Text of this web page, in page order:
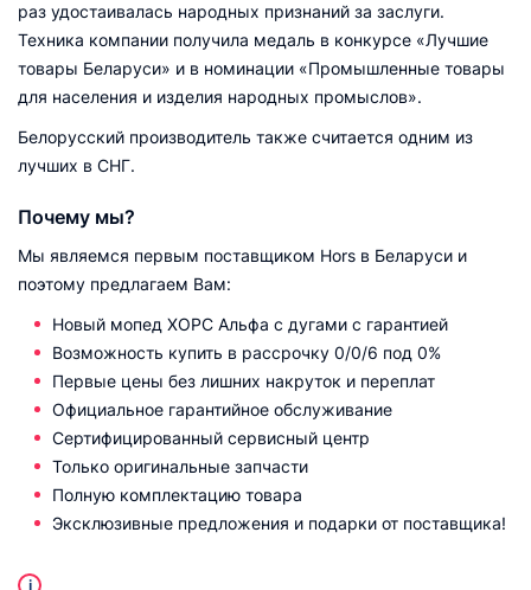
раз удостаивалась народных признаний за заслуги.
Техника компании получила медаль в конкурсе «Лучшие
товары Беларуси» и в номинации «Промышленные товары
для населения и изделия народных промыслов».
Белорусский производитель также считается одним из
лучших в СНГ.
Почему мы?
Мы являемся первым поставщиком Hors в Беларуси и
поэтому предлагаем Вам:
Новый мопед ХОРС Альфа с дугами с гарантией
Возможность купить в рассрочку 0/0/6 под 0%
Первые цены без лишних накруток и переплат
Официальное гарантийное обслуживание
Сертифицированный сервисный центр
Только оригинальные запчасти
Полную комплектацию товара
Эксклюзивные предложения и подарки от поставщика!
i